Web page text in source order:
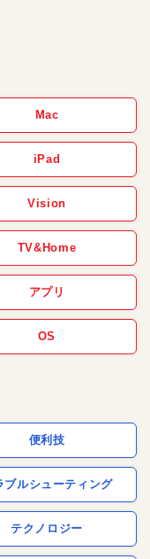
Mac
iPad
Vision
TV&Home
アプリ
OS
便利技
ブルシューティング
テクノロジー